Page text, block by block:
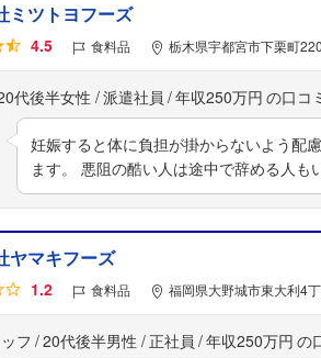
ミツトヨフーズ
4.5 食料品 栃木県宇都宮市下栗町
代後半女性 派遣社員 年収250万円
妊娠すると体に負担が掛からないよう配
ます。 悪阻の酷い人は途中で辞める人
ヤマキフーズ
1.2 食料品 福岡県大野城市東大利4
フ 20代後半男性 正社員 年収250万円